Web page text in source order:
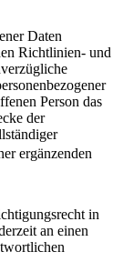
Daten
Richtlinien- und
Person das
der
ergänzenden
in
an einen